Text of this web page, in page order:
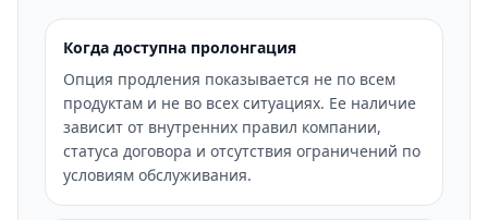
Когда доступна пролонгация
Опция продления показывается не по всем
продуктам и не во всех ситуациях. Ее наличие
зависит от внутренних правил компании,
статуса договора и отсутствия ограничений по
условиям обслуживания.